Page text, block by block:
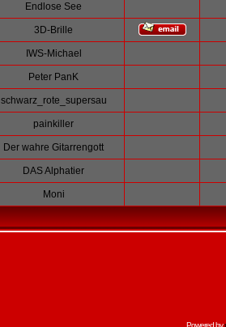
Endlose See
3D-Brille
IWS-Michael
Peter PanK
schwarz_rote_supersau
painkiller
Der wahre Gitarrengott
DAS Alphatier
Moni
Powered by